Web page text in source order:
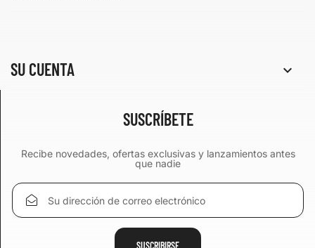
SU CUENTA 
SUSCRÍBETE
Recibe novedades, ofertas exclusivas y lanzamientos antes
que nadie